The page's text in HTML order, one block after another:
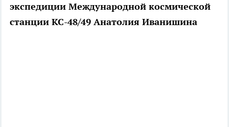
экспедиции Международной космической
станции КС-48/49 Анатолия Иванишина